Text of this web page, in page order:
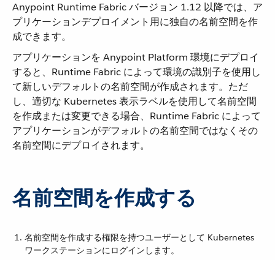
Anypoint Runtime Fabric バージョン 1.12 以降では、ア
プリケーションデプロイメント用に独自の名前空間を作
成できます。
アプリケーションを Anypoint Platform 環境にデプロイ
すると、Runtime Fabric によって環境の識別子を使用し
て新しいデフォルトの名前空間が作成されます。ただ
し、適切な Kubernetes 表示ラベルを使用して名前空間
を作成または変更できる場合、Runtime Fabric によって
アプリケーションがデフォルトの名前空間ではなくその
名前空間にデプロイされます。
名前空間を作成する
名前空間を作成する権限を持つユーザーとして Kubernetes
ワークステーションにログインします。